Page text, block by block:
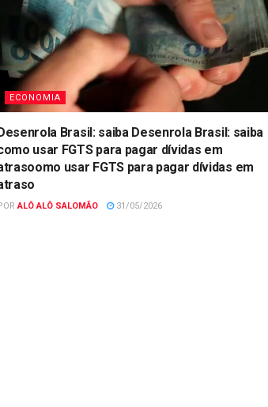
ECONOMIA
Desenrola Brasil: saiba Desenrola Brasil: saiba
usar FGTS para pagar dívidas em
usar FGTS para pagar dívidas em
ALÔ ALÔ SALOMÃO 31/05/2026